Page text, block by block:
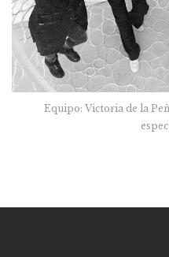
Equipo: Victoria de la